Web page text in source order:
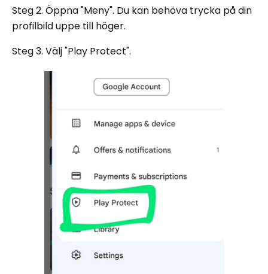
Steg 2. Öppna "Meny". Du kan behöva trycka på din
profilbild uppe till höger.
Steg 3. Välj "Play Protect".